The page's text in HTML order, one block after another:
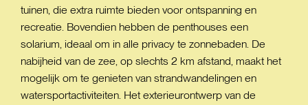
tuinen, die extra ruimte bieden voor ontspanning en
recreatie. Bovendien hebben de penthouses een
solarium, ideaal om in alle privacy te zonnebaden. De
nabijheid van de zee, op slechts 2 km afstand, maakt het
mogelijk om te genieten van strandwandelingen en
watersportactiviteiten. Het exterieurontwerp van de